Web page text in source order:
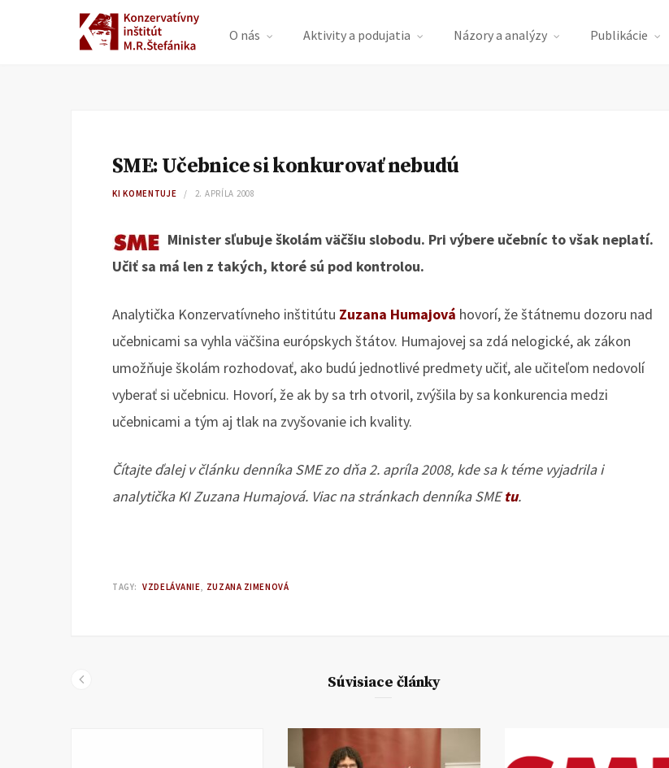
O nás Aktivity a podujatia Názory a analýzy Publikácie
SME: Učebnice si konkurovať nebudú
KI KOMENTUJE 2. APRÍLA 2008
Minister sľubuje školám väčšiu slobodu. Pri výbere učebníc to však neplatí.
Učiť sa má len z takých, ktoré sú pod kontrolou.
Analytička Konzervatívneho inštitútu Zuzana Humajová hovorí, že štátnemu dozoru nad
učebnicami sa vyhla väčšina európskych štátov. Humajovej sa zdá nelogické, ak zákon
umožňuje školám rozhodovať, ako budú jednotlivé predmety učiť, ale učiteľom nedovolí
vyberať si učebnicu. Hovorí, že ak by sa trh otvoril, zvýšila by sa konkurencia medzi
učebnicami a tým aj tlak na zvyšovanie ich kvality.
Čítajte ďalej v článku denníka SME zo dňa 2. apríla 2008, kde sa k téme vyjadrila i
analytička KI Zuzana Humajová. Viac na stránkach denníka SMEtu.
TAGY: VZDELÁVANIE ZUZANA ZIMENOVÁ
Súvisiace články